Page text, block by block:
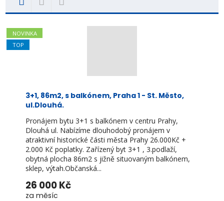
3+1, 86m2, s balkónem, Praha 1 - St. Město,
ul.Dlouhá.
26 000 Kč
za měsíc
NOVINKA
TOP
Pronájem bytu 3+1 s balkónem v centru Prahy,
Dlouhá ul. Nabízíme dlouhodobý pronájem v
atraktivní historické části města Prahy 26.000Kč +
2.000 Kč poplatky. Zařízený byt 3+1 , 3.podlaží,
obytná plocha 86m2 s jižně situovaným balkónem,
sklep, výtah.Občanská...